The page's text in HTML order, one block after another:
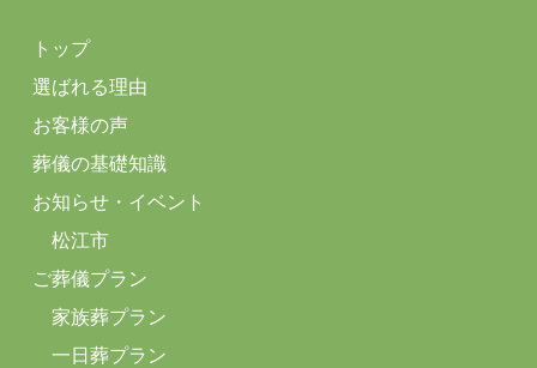
トップ
選ばれる理由
お客様の声
葬儀の基礎知識
お知らせ・イベント
松江市
ご葬儀プラン
家族葬プラン
一日葬プラン